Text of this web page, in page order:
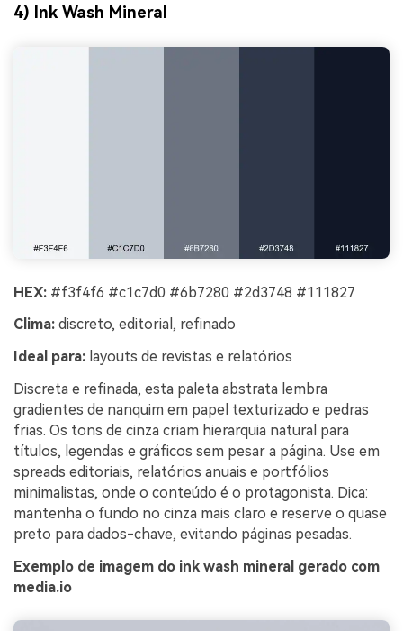
4) Ink Wash Mineral
HEX: #f3f4f6 #c1c7d0 #6b7280 #2d3748 #111827
Clima: discreto, editorial, refinado
Ideal para: layouts de revistas e relatórios
Discreta e refinada, esta paleta abstrata lembra
gradientes de nanquim em papel texturizado e pedras
frias. Os tons de cinza criam hierarquia natural para
títulos, legendas e gráficos sem pesar a página. Use em
spreads editoriais, relatórios anuais e portfólios
minimalistas, onde o conteúdo é o protagonista. Dica:
mantenha o fundo no cinza mais claro e reserve o quase
preto para dados-chave, evitando páginas pesadas.
Exemplo de imagem do ink wash mineral gerado com
media.io